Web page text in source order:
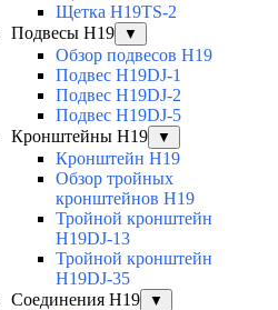
Щетка H19TS-2
Подвесы H19
▼
Обзор подвесов H19
Подвес H19DJ-1
Подвес H19DJ-2
Подвес H19DJ-5
Кронштейны H19
▼
Кронштейн H19
Обзор тройных
кронштейнов H19
Тройной кронштейн
H19DJ-13
Тройной кронштейн
H19DJ-35
Соединения H19
▼